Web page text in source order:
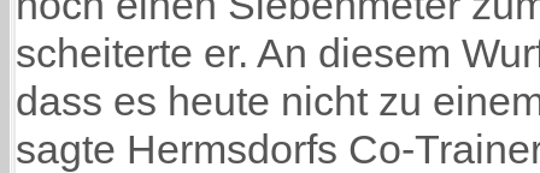
scheiterte er. An diesem
dass es heute nicht zu
sagte Hermsdorfs Co-